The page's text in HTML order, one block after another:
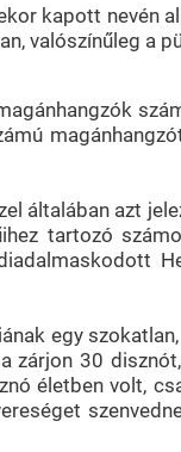
kapott nevén
valószínűleg
általában azt
tartozó
egy
30
életben volt,